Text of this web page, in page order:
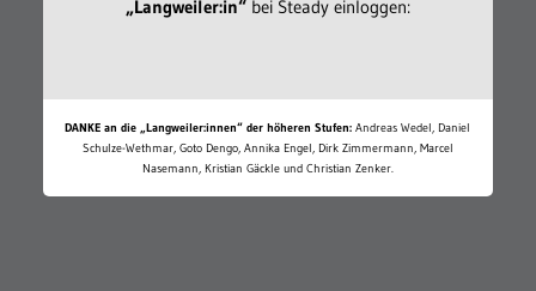
„Langweiler:in“bei Steady einloggen:
DANKE an die „Langweiler:innen“ der höheren Stufen: Andreas Wedel, Daniel
Schulze-Wethmar, Goto Dengo, Annika Engel, Dirk Zimmermann, Marcel
Nasemann, Kristian Gäckle und Christian Zenker.